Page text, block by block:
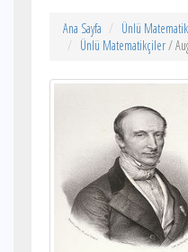
Ana Sayfa
Ünlü
Ünlü Matematikçiler/